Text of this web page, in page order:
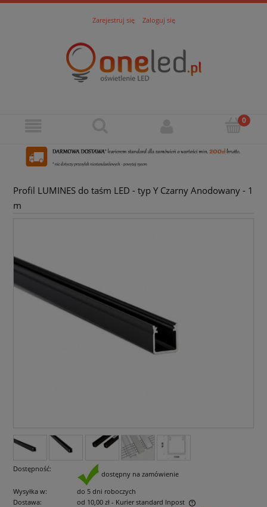
Zarejestruj się Zaloguj się
Profil LUMINES do taśm LED - typ Y Czarny Anodowany - 1
m
Dostępność:
dostępny na zamówienie
Wysyłka w:
do 5 dni roboczych
Dostawa:
od 10,00 zł - Kurier standard Inpost